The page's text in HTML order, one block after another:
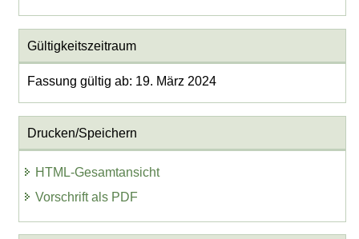
Gültigkeitszeitraum
Fassung gültig ab: 19. März 2024
Drucken/Speichern
HTML-Gesamtansicht
Vorschrift als PDF